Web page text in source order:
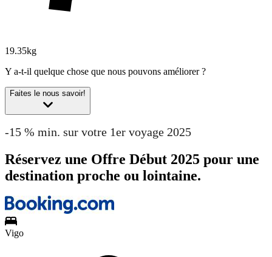
19.35kg
Y a-t-il quelque chose que nous pouvons améliorer ?
Faites le nous savoir!
-15 % min. sur votre 1er voyage 2025
Réservez une Offre Début 2025 pour une
destination proche ou lointaine.
Vigo